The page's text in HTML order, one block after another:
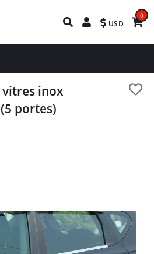
USD
0
inox
portes)